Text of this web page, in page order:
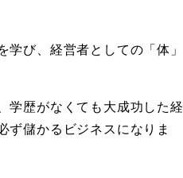
学び、経営者としての「体」
学歴がなくても大成功した経
ず儲かるビジネスになりま